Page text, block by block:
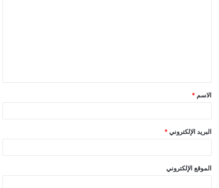
ق
*
الاسم *
البريد الإلكتروني *
الموقع الإلكتروني